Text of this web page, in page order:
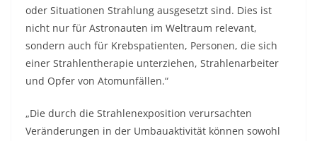
oder Situationen Strahlung ausgesetzt sind. Dies ist
nicht nur für Astronauten im Weltraum relevant,
sondern auch für Krebspatienten, Personen, die sich
einer Strahlentherapie unterziehen, Strahlenarbeiter
und Opfer von Atomunfällen.“
„Die durch die Strahlenexposition verursachten
Veränderungen in der Umbauaktivität können sowohl